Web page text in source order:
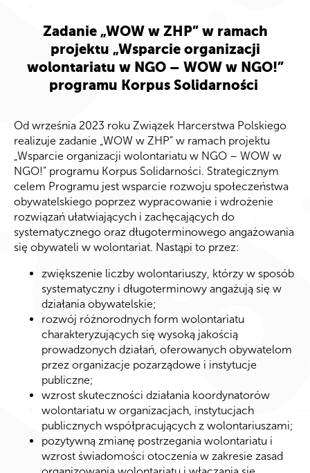
Zadanie „WOW w ZHP” w ramach
projektu „Wsparcie organizacji
wolontariatu w NGO – WOW w NGO!”
programu Korpus Solidarności
Od września 2023 roku Związek Harcerstwa Polskiego
realizuje zadanie „WOW w ZHP” w ramach projektu
„Wsparcie organizacji wolontariatu w NGO – WOW w
NGO!” programu Korpus Solidarności. Strategicznym
celem Programu jest wsparcie rozwoju społeczeństwa
obywatelskiego poprzez wypracowanie i wdrożenie
rozwiązań ułatwiających i zachęcających do
systematycznego oraz długoterminowego angażowania
się obywateli w wolontariat. Nastąpi to przez:
zwiększenie liczby wolontariuszy, którzy w sposób
systematyczny i długoterminowy angażują się w
działania obywatelskie;
rozwój różnorodnych form wolontariatu
charakteryzujących się wysoką jakością
prowadzonych działań, oferowanych obywatelom
przez organizacje pozarządowe i instytucje
publiczne;
wzrost skuteczności działania koordynatorów
wolontariatu w organizacjach, instytucjach
publicznych współpracujących z wolontariuszami;
pozytywną zmianę postrzegania wolontariatu i
wzrost świadomości otoczenia w zakresie zasad